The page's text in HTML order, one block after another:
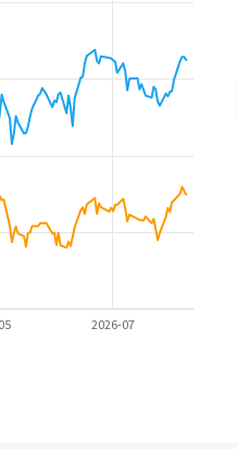
2026-07